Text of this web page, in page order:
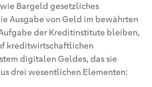
Bargeld gesetzliches
Ausgabe von Geld im bewährten
der Kreditinstitute bleiben,
kreditwirtschaftlichen
digitalen Geldes, das sie
drei wesentlichen Elementen: